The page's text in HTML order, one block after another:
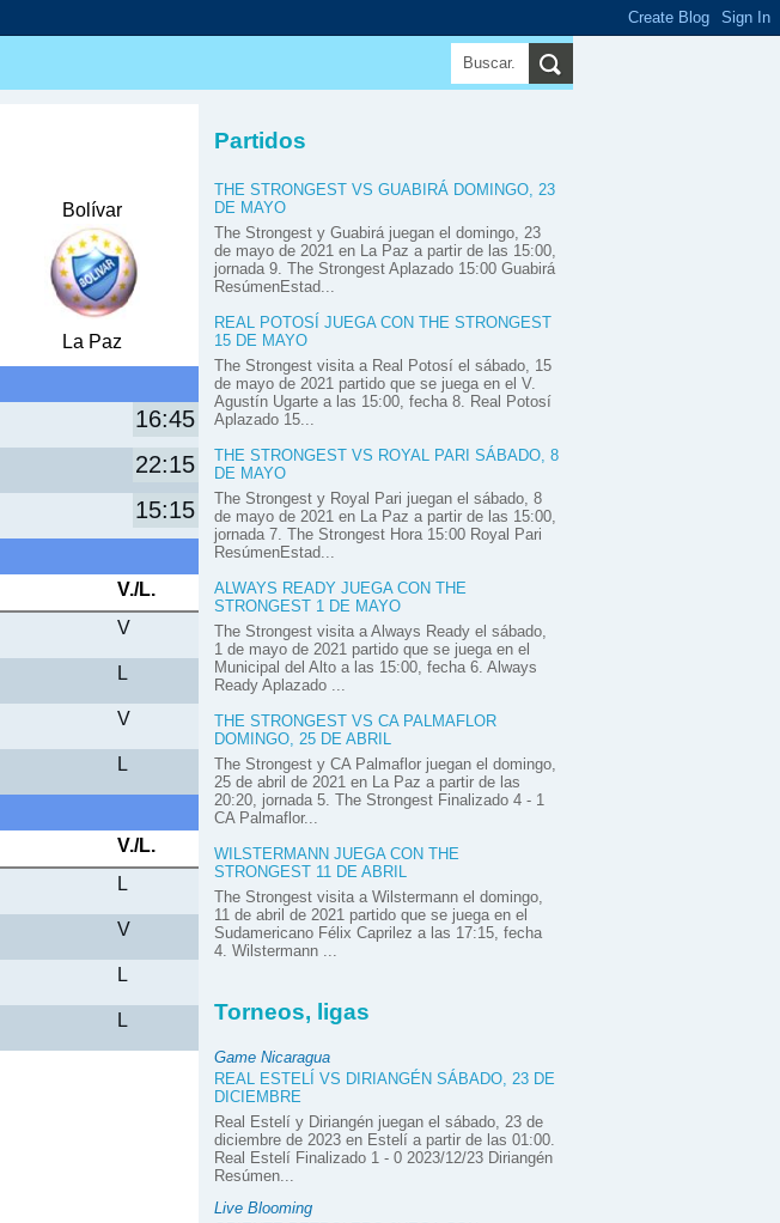
Bolívar
La Paz
16:45
22:15
15:15
V./L.
V
L
V
L
V./L.
L
V
L
L
Partidos
THE STRONGEST VS GUABIRÁ DOMINGO, 23
DE MAYO
The Strongest y Guabirá juegan el domingo, 23
de mayo de 2021 en La Paz a partir de las 15:00,
jornada 9. The Strongest Aplazado 15:00 Guabirá
ResúmenEstad...
REAL POTOSÍ JUEGA CON THE STRONGEST
15 DE MAYO
The Strongest visita a Real Potosí el sábado, 15
de mayo de 2021 partido que se juega en el V.
Agustín Ugarte a las 15:00, fecha 8. Real Potosí
Aplazado 15...
THE STRONGEST VS ROYAL PARI SÁBADO, 8
DE MAYO
The Strongest y Royal Pari juegan el sábado, 8
de mayo de 2021 en La Paz a partir de las 15:00,
jornada 7. The Strongest Hora 15:00 Royal Pari
ResúmenEstad...
ALWAYS READY JUEGA CON THE
STRONGEST 1 DE MAYO
The Strongest visita a Always Ready el sábado,
1 de mayo de 2021 partido que se juega en el
Municipal del Alto a las 15:00, fecha 6. Always
Ready Aplazado ...
THE STRONGEST VS CA PALMAFLOR
DOMINGO, 25 DE ABRIL
The Strongest y CA Palmaflor juegan el domingo,
25 de abril de 2021 en La Paz a partir de las
20:20, jornada 5. The Strongest Finalizado 4 - 1
CA Palmaflor...
WILSTERMANN JUEGA CON THE
STRONGEST 11 DE ABRIL
The Strongest visita a Wilstermann el domingo,
11 de abril de 2021 partido que se juega en el
Sudamericano Félix Caprilez a las 17:15, fecha
4. Wilstermann ...
Torneos, ligas
Game Nicaragua
REAL ESTELÍ VS DIRIANGÉN SÁBADO, 23 DE
DICIEMBRE
Real Estelí y Diriangén juegan el sábado, 23 de
diciembre de 2023 en Estelí a partir de las 01:00.
Real Estelí Finalizado 1 - 0 2023/12/23 Diriangén
Resúmen...
Live Blooming